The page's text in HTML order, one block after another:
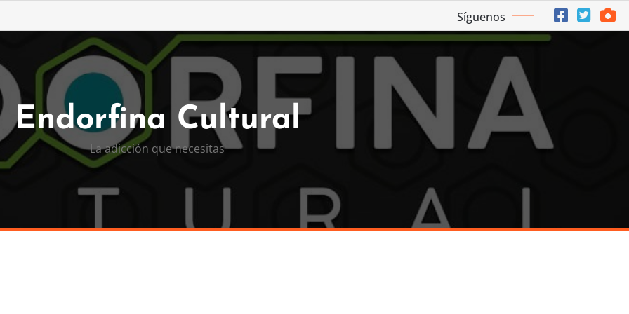
Síguenos
Endorfina Cultural
La adicción que necesitas